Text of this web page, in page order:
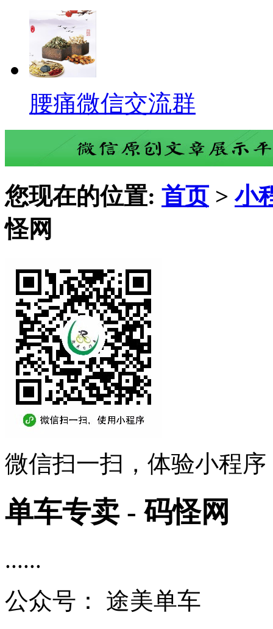
腰痛微信交流群
您现在的位置: 首页 >小
怪网
微信扫一扫，体验小程序
单车专卖 - 码怪网
......
公众号： 途美单车